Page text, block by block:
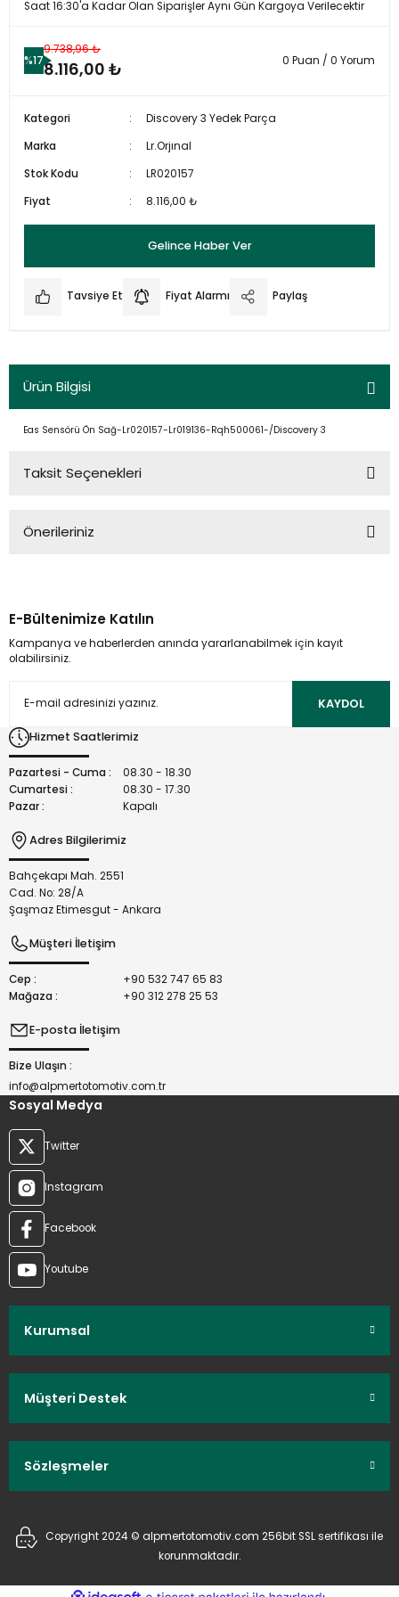
Saat 16:30'a Kadar Olan Siparişler Aynı Gün Kargoya Verilecektir
%17
9.738,96 ₺
8.116,00 ₺ 0 Puan / 0 Yorum
Kategori
Discovery 3 Yedek Parça
Marka
Lr.Orjınal
Stok Kodu
LR020157
Fiyat
8.116,00 ₺
Gelince Haber Ver
Tavsiye Et Fiyat Alarmı Paylaş
Ürün Bilgisi
Eas Sensörü Ön Sağ-Lr020157-Lr019136-Rqh500061-/Discovery 3
Taksit Seçenekleri
Önerileriniz
kullanarak tarafımıza iletebilirsiniz.
Görüş ve önerileriniz için teşekkür ederiz.
Ürün açıklamasında eksik bilgiler bulunuyor.
Bu ürüne benzer farklı alternatifler olmalı.
E-Bültenimize Katılın
Kampanya ve haberlerden anında yararlanabilmek için kayıt
olabilirsiniz.
KAYDOL
Hizmet Saatlerimiz
Pazartesi - Cuma :
08.30 - 18.30
Cumartesi :
08.30 - 17.30
Pazar :
Kapalı
Adres Bilgilerimiz
Bahçekapı Mah. 2551
Cad. No: 28/A
Şaşmaz Etimesgut - Ankara
Müşteri İletişim
Cep :
+90 532 747 65 83
Mağaza :
+90 312 278 25 53
E-posta İletişim
Bize Ulaşın :
info@alpmertotomotiv.com.tr
Sosyal Medya
Twitter
Instagram
Facebook
Youtube
Kurumsal
Müşteri Destek
Sözleşmeler
Copyright 2024 © alpmertotomotiv.com 256bit SSL sertifikası ile
korunmaktadır.